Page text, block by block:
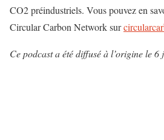
CO2 préindustriels. Vous pouvez en
Circular Carbon Network sur
Ce podcast a été diffusé à l’origine le 6